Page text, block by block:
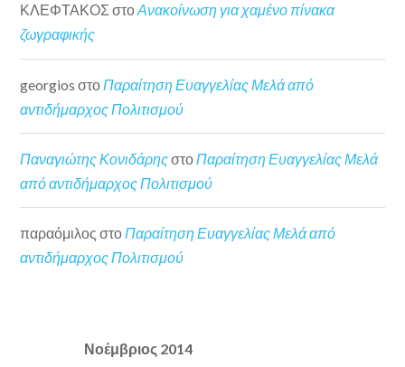
ΚΛΕΦΤΑΚΟΣ στοΑνακοίνωση για χαμένο πίνακα
ζωγραφικής
georgios στο Παραίτηση Ευαγγελίας Μελά από
αντιδήμαρχος Πολιτισμού
Παναγιώτης ΚονιδάρηςστοΠαραίτηση Ευαγγελίας Μελά
από αντιδήμαρχος Πολιτισμού
παραόμιλος στοΠαραίτηση Ευαγγελίας Μελά από
αντιδήμαρχος Πολιτισμού
Νοέμβριος 2014